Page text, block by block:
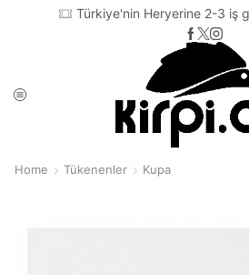
2-3 iş günü içinde kargo
Home Tükenenler Kupa